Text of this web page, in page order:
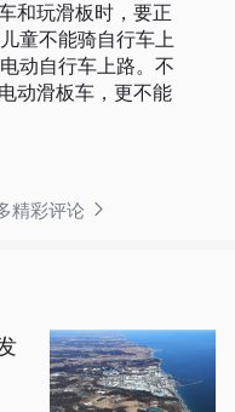
和玩滑板时，要正
童不能骑自行车上
动自行车上路。不
动滑板车，更不能
精彩评论